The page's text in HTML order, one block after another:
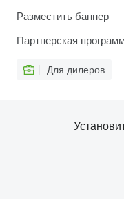
Разместить баннер
Партнерская
Для дилеров